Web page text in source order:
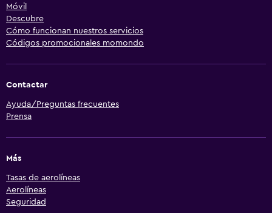
Móvil
Descubre
Cómo funcionan nuestros servicios
Códigos promocionales momondo
Contactar
Ayuda/Preguntas frecuentes
Prensa
Más
Tasas de aerolíneas
Aerolíneas
Seguridad